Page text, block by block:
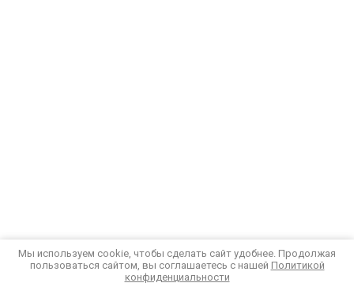
Мы используем cookie, чтобы сделать сайт удобнее. Продолжая
пользоваться сайтом, вы соглашаетесь с нашей Политикой
конфиденциальности